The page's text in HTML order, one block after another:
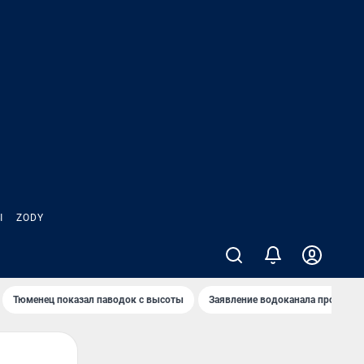
ZODY
Тюменец показал паводок с высоты Заявление водоканала про